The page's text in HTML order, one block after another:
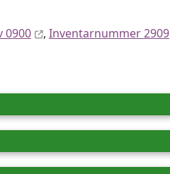
0900 , Inventar­nummer 2909